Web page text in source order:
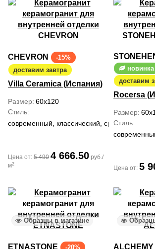
CHEVRON
-15%
доставим завтра
Villa Ceramica (Испания)
Размер 60x120
Стиль
современный, классический,
Цена от: 5 490 4 666.50 руб./
м2
новинка
доставим
Rocersa
Размер
Стиль
Цена от: 5
Образцы в магазине
ETNASTONE
-20%
ALCHEMY